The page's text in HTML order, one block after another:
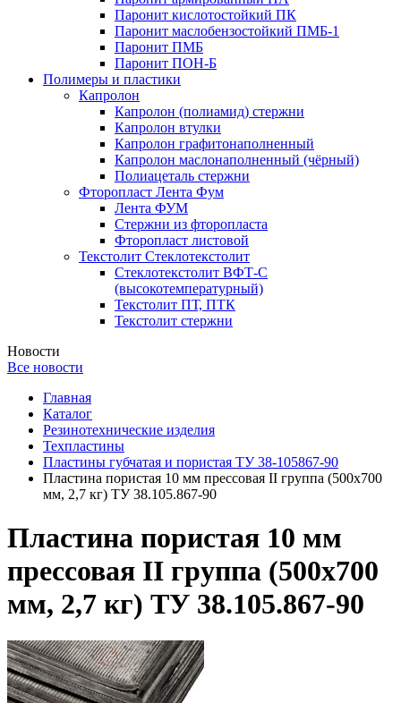
Паронит кислотостойкий ПК
Паронит маслобензостойкий ПМБ-1
Паронит ПМБ
Паронит ПОН-Б
Полимеры и пластики
Капролон
Капролон (полиамид) стержни
Капролон втулки
Капролон графитонаполненный
Капролон маслонаполненный (чёрный)
Полиацеталь стержни
Фторопласт Лента Фум
Лента ФУМ
Стержни из фторопласта
Фторопласт листовой
Текстолит Стеклотекстолит
Стеклотекстолит ВФТ-С
(высокотемпературный)
Текстолит ПТ, ПТК
Текстолит стержни
Новости
Все новости
Главная
Каталог
Резинотехнические изделия
Техпластины
Пластины губчатая и пористая ТУ 38-105867-90
Пластина пористая 10 мм прессовая II группа (500х700
мм, 2,7 кг) ТУ 38.105.867-90
Пластина пористая 10 мм
прессовая II группа (500х700
мм, 2,7 кг) ТУ 38.105.867-90